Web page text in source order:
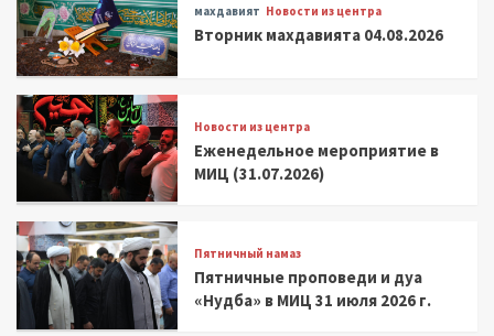
махдавият Новости из центра
Вторник махдавията 04.08.2026
Новости из центра
Еженедельное мероприятие в
МИЦ (31.07.2026)
Пятничный намаз
Пятничные проповеди и дуа
«Нудба» в МИЦ 31 июля 2026 г.